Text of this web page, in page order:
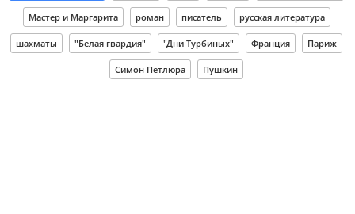
Мастер и Маргарита роман писатель русская литература
шахматы "Белая гвардия" "Дни Турбиных" Франция Париж
Симон Петлюра Пушкин